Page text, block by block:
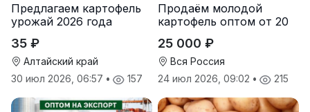
Предлагаем картофель
урожай 2026 года
35 ₽
Алтайский край
30 июл 2026, 06:57 • 157
Продаём молодой
картофель оптом от 20
25 000 ₽
Вся Россия
24 июл 2026, 09:02 • 215